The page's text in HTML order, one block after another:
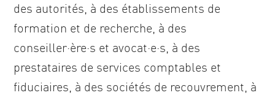
des autorités, à des établissements de
formation et de recherche, à des
conseiller·ère·s et avocat·e·s, à des
prestataires de services comptables et
fiduciaires, à des sociétés de recouvrement, à